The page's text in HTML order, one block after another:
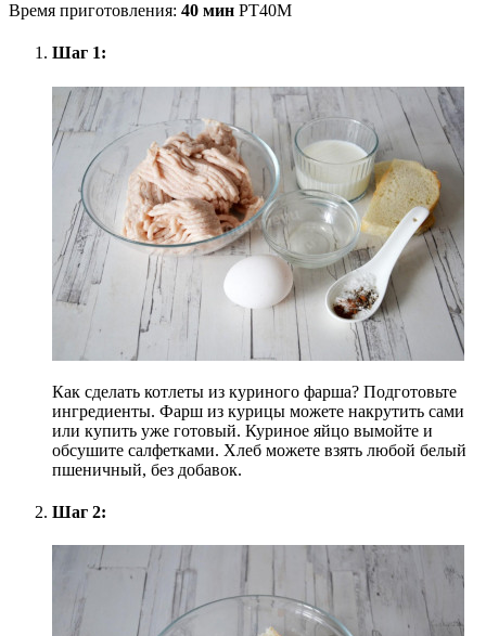
Время приготовления: 40 мин PT40M
Шаг 1:
Как сделать котлеты из куриного фарша? Подготовьте
ингредиенты. Фарш из курицы можете накрутить сами
или купить уже готовый. Куриное яйцо вымойте и
обсушите салфетками. Хлеб можете взять любой белый
пшеничный, без добавок.
Шаг 2: